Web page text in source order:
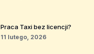
Praca Taxi bez licencji?
11 lutego, 2026